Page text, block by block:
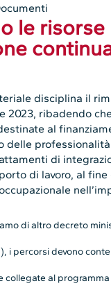
le risorse
disciplina il
2023, ribadendo
al
delle
di
di lavoro, al fine
di altro decreto
i percorsi devono
collegate al